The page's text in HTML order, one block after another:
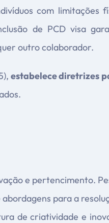
com limitações
de PCD visa
outro colaborador.
estabelece diretrizes
e pertencimento.
para a
de criatividade e